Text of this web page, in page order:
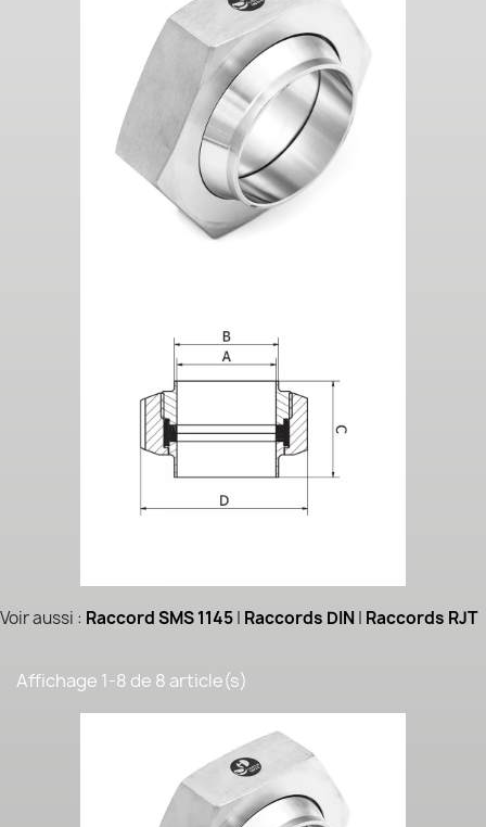
Voir aussi : Raccord SMS 1145| Raccords DIN| Raccords RJT
Affichage 1-8 de 8 article(s)